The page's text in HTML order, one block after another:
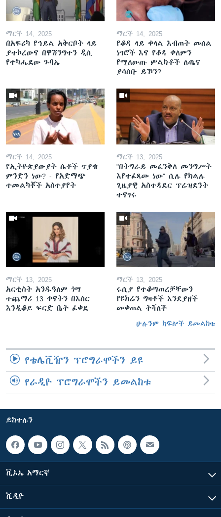
ማርች 14, 2025
በአፍሪካ የኅይል አቅርቦት ላይ
ያተኮረውና በዋሽንግተን ዲሲ
የተካሔደው ጉባኤ
ማርች 14, 2025
የቆዳ ላይ ቀላል እብጠት መሰል
ነገሮች እና የቆዳ ቀለምን
የሚለውጡ ምልክቶች ለጤና
ያሳስቡ ይኾን?
ማርች 14, 2025
የኢትዮጵያውያት ሴቶች ጥያቄ
ምንድን ነው? - የአድማጭ
ተመልካቾች አስተያየት
ማርች 13, 2025
"በትግራይ መፈንቅለ መንግሥት
እየተፈጸመ ነው" ሲሉ የክልሉ
ጊዜያዊ አስተዳደር ፕሬዝደንት
ተናገሩ
ማርች 13, 2025
አርቲስት አንዱዓለም ጎሣ
ተጨማሪ 13 ቀናትን በእስር
እንዲቆይ ፍርድ ቤት ፈቀደ
ማርች 13, 2025
ሩሲያ የተቆጣጠረቻቸውን
የዩክሬን ግዛቶች እንደያዘች
መቀጠል ትሻለች
ሁሉንም ክፍሎች ይመልከቱ
የቴሌቪዥን ፕሮግራሞችን ይዩ
የራዲዮ ፕሮግራሞችን ይመልከቱ
ይከተሉን
ቪኦኤ አማርኛ
ቪዲዮ